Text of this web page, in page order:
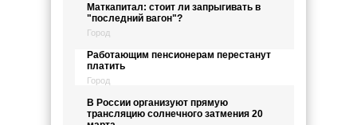
Маткапитал: стоит ли запрыгивать в
"последний вагон"?
Город
Работающим пенсионерам перестанут
платить
Город
В России организуют прямую
трансляцию солнечного затмения 20